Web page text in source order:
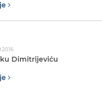
Dimitrijeviću